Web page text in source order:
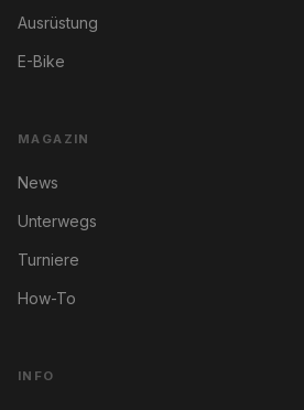
Ausrüstung
E-Bike
MAGAZIN
News
Unterwegs
Turniere
How-To
INFO